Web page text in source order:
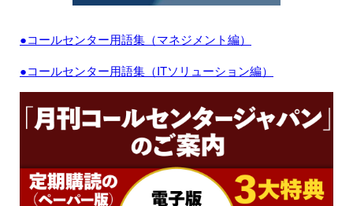
●コールセンター用語集（マネジメント編）
●コールセンター用語集（ITソリューション編）